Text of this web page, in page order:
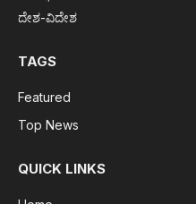
ದೇಶ-ವಿದೇಶ
TAGS
Featured
Top News
QUICK LINKS